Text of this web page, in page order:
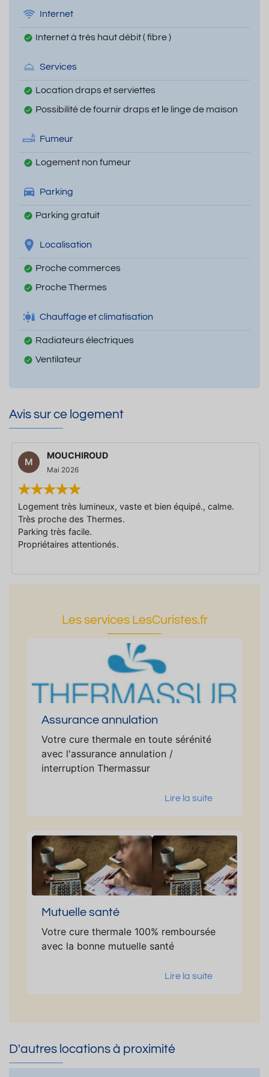
Internet
Internet à très haut débit ( fibre )
Services
Location draps et serviettes
Possibilité de fournir draps et le linge de maison
Fumeur
Logement non fumeur
Parking
Parking gratuit
Localisation
Proche commerces
Proche Thermes
Chauffage et climatisation
Radiateurs électriques
Ventilateur
Avis sur ce logement
M
MOUCHIROUD
Mai 2026
Logement très lumineux, vaste et bien équipé., calme.
Très proche des Thermes.
Parking très facile.
Propriétaires attentionés.
Les services LesCuristes.fr
Assurance annulation
Votre cure thermale en toute sérénité
avec l'assurance annulation /
interruption Thermassur
Lire la suite
Mutuelle santé
Votre cure thermale 100% remboursée
avec la bonne mutuelle santé
Lire la suite
D'autres locations à proximité